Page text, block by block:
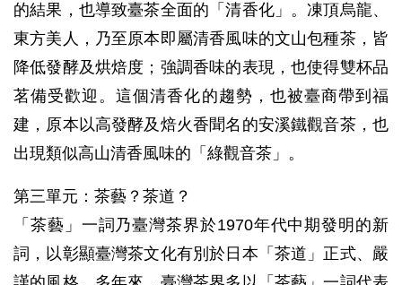
的結果，也導致臺茶全面的「清香化」。凍頂烏龍、
東方美人，乃至原本即屬清香風味的文山包種茶，皆
降低發酵及烘焙度；強調香味的表現，也使得雙杯品
茗備受歡迎。這個清香化的趨勢，也被臺商帶到福
建，原本以高發酵及焙火香聞名的安溪鐵觀音茶，也
出現類似高山清香風味的「綠觀音茶」。
第三單元：茶藝？茶道？
「茶藝」一詞乃臺灣茶界於1970年代中期發明的新
詞，以彰顯臺灣茶文化有別於日本「茶道」正式、嚴